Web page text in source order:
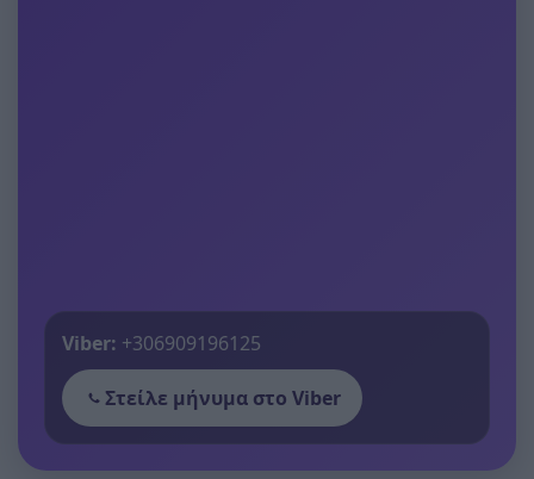
Viber: +306909196125
Στείλε μήνυμα στο Viber